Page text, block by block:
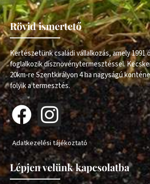
Rövid ismertető
Kertészetünk családi vállalkozás, amely 1991
foglalkozik dísznövénytermesztéssel.
20km-re Szentkirályon 4 ha nagyságú
folyik a termesztés.
Adatkezelési tájékoztató
Lépjen velünk kapcsolatba